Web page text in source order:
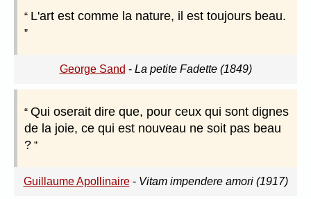
L'art est comme la nature, il est toujours beau.
George Sand - La petite Fadette (1849)
Qui oserait dire que, pour ceux qui sont dignes
de la joie, ce qui est nouveau ne soit pas beau
?
Guillaume Apollinaire- Vitam impendere amori (1917)